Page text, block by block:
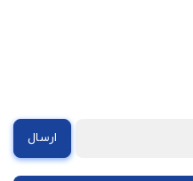
ارسال